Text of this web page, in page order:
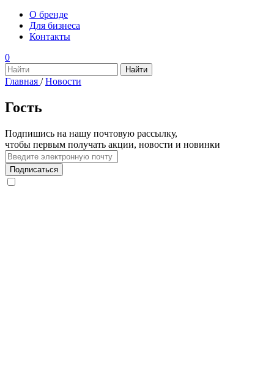
О бренде
Для бизнеса
Контакты
0
Главная / Новости
Гость
Подпишись на нашу почтовую рассылку,
чтобы первым получать акции, новости и новинки
Подписаться